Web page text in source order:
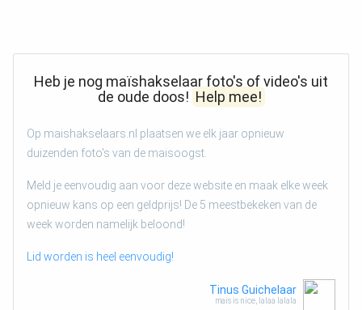
Heb je nog maïshakselaar foto's of video's uit
de oude doos! Help mee!
Op maishakselaars.nl plaatsen we elk jaar opnieuw
duizenden foto's van de maisoogst.
Meld je eenvoudig aan voor deze website en maak elke week
opnieuw kans op een geldprijs! De 5 meestbekeken van de
week worden namelijk beloond!
Lid worden is heel eenvoudig!
Tinus Guichelaar
mais is nice, lalaa lalala